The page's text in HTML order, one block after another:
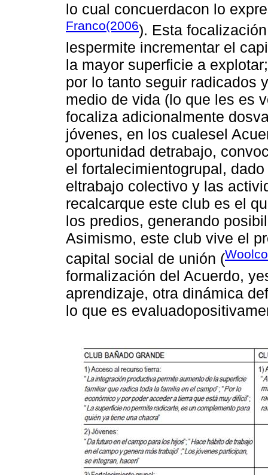
lo cual concuerdacon lo
Franco(2006). Esta
lespermite incrementar el
la mayor superficie a
por lo tanto seguir radicados
medio de vida (lo que les es
focaliza adicionalmente
jóvenes, en los cualesel
oportunidad detrabajo,
el fortalecimientogrupal,
eltrabajo colectivo y las
recalcarque este club es el
los predios, generando
Asimismo, este club vive el
capital social de unión (
formalización del Acuerdo,
aprendizaje, otra dinámica
lo que es